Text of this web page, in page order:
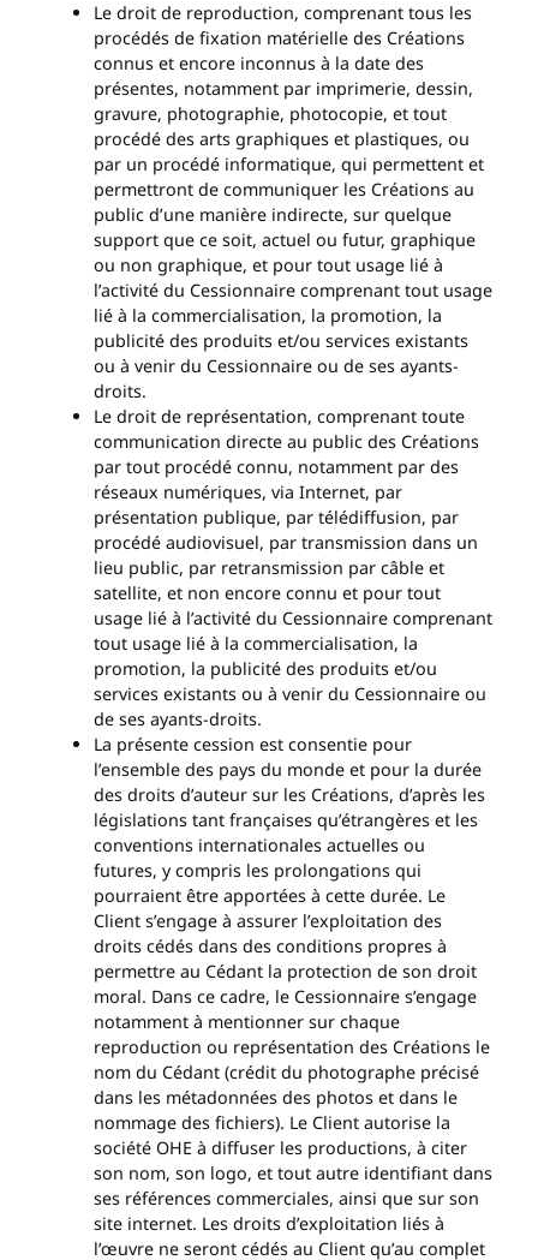
Le droit de reproduction, comprenant tous les
procédés de fixation matérielle des Créations
connus et encore inconnus à la date des
présentes, notamment par imprimerie, dessin,
gravure, photographie, photocopie, et tout
procédé des arts graphiques et plastiques, ou
par un procédé informatique, qui permettent et
permettront de communiquer les Créations au
public d’une manière indirecte, sur quelque
support que ce soit, actuel ou futur, graphique
ou non graphique, et pour tout usage lié à
l’activité du Cessionnaire comprenant tout usage
lié à la commercialisation, la promotion, la
publicité des produits et/ou services existants
ou à venir du Cessionnaire ou de ses ayants-
droits.
Le droit de représentation, comprenant toute
communication directe au public des Créations
par tout procédé connu, notamment par des
réseaux numériques, via Internet, par
présentation publique, par télédiffusion, par
procédé audiovisuel, par transmission dans un
lieu public, par retransmission par câble et
satellite, et non encore connu et pour tout
usage lié à l’activité du Cessionnaire comprenant
tout usage lié à la commercialisation, la
promotion, la publicité des produits et/ou
services existants ou à venir du Cessionnaire ou
de ses ayants-droits.
La présente cession est consentie pour
l’ensemble des pays du monde et pour la durée
des droits d’auteur sur les Créations, d’après les
législations tant françaises qu’étrangères et les
conventions internationales actuelles ou
futures, y compris les prolongations qui
pourraient être apportées à cette durée. Le
Client s’engage à assurer l’exploitation des
droits cédés dans des conditions propres à
permettre au Cédant la protection de son droit
moral. Dans ce cadre, le Cessionnaire s’engage
notamment à mentionner sur chaque
reproduction ou représentation des Créations le
nom du Cédant (crédit du photographe précisé
dans les métadonnées des photos et dans le
nommage des fichiers). Le Client autorise la
société OHE à diffuser les productions, à citer
son nom, son logo, et tout autre identifiant dans
ses références commerciales, ainsi que sur son
site internet. Les droits d’exploitation liés à
l’œuvre ne seront cédés au Client qu’au complet